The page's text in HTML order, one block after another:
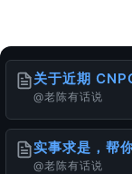
关于近期
@老陈有话说
实事求是，帮
@老陈有话说